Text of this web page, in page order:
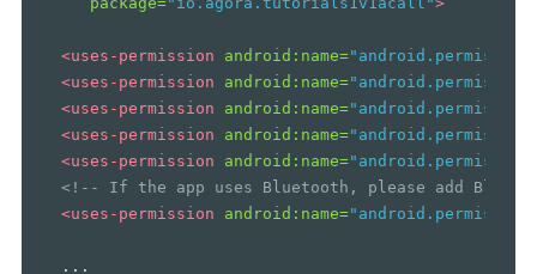
<uses-permission android:name=
<uses-permission
android:name=
<uses-permission
android:name=
<uses-permission
android:name=
<uses-permission
android:name=
<!-- If the app uses Bluetooth, please add
<uses-permission
android:name=
...